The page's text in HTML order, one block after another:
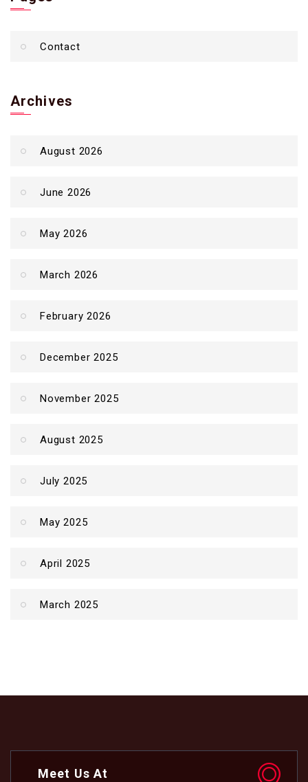
Contact
Archives
August 2026
June 2026
May 2026
March 2026
February 2026
December 2025
November 2025
August 2025
July 2025
May 2025
April 2025
March 2025
Meet Us At